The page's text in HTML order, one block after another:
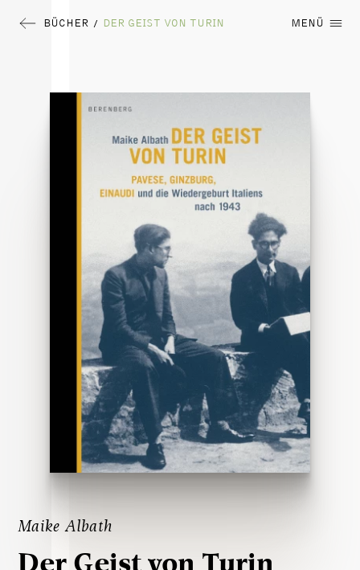
BÜCHER / DER GEIST VON TURIN MENÜ
Maike Albath
Der Geist von Turin